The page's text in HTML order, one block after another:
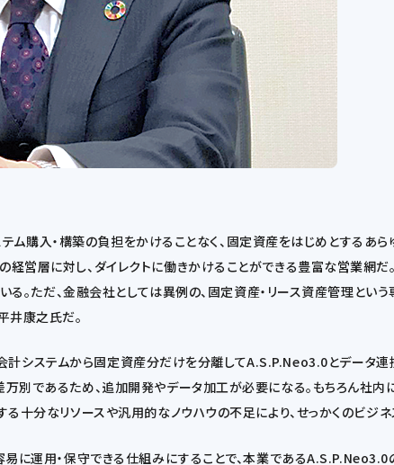
購入・構築の負担をかけることなく、固定資産をはじめとする
経営層に対し、ダイレクトに働きかけることができる豊富な営業網
。ただ、金融会社としては異例の、固定資産・リース資産管理とい
井康之氏だ。
システムから固定資産分だけを分離してA.S.P.Neo3.0とデータ
万別であるため、追加開発やデータ加工が必要になる。もちろん社
十分なリソースや汎用的なノウハウの不足により、せっかくのビジネ
易に運用・保守できる仕組みにすることで、本業である